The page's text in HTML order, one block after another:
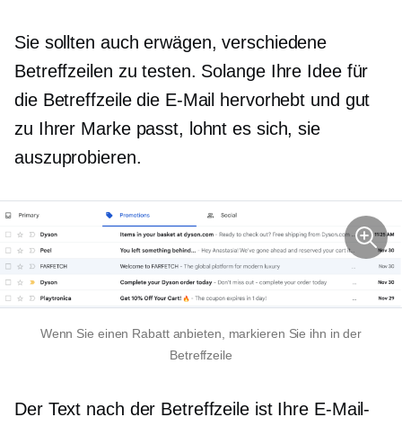
Sie sollten auch erwägen, verschiedene
Betreffzeilen zu testen. Solange Ihre Idee für
die Betreffzeile die E-Mail hervorhebt und gut
zu Ihrer Marke passt, lohnt es sich, sie
auszuprobieren.
Wenn Sie einen Rabatt anbieten, markieren Sie ihn in der
Betreffzeile
Der Text nach der Betreffzeile ist Ihre E-Mail-